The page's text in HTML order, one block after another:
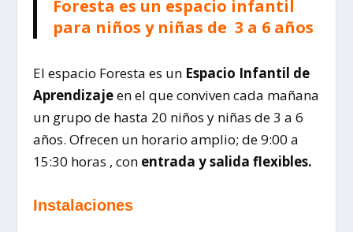
Foresta es un espacio infantil
para niños y niñas de 3 a 6 años
El espacio Foresta es un Espacio Infantil de
Aprendizajeen el que conviven cada mañana
un grupo de hasta 20 niños y niñas de 3 a 6
años. Ofrecen un horario amplio; de 9:00 a
15:30 horas , con entrada y salida flexibles.
Instalaciones